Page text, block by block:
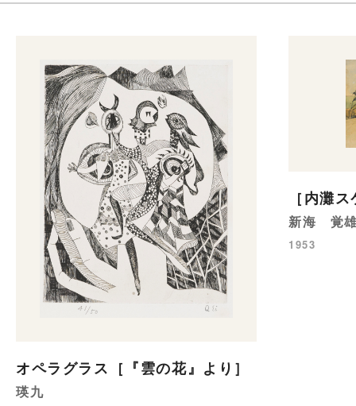
オペラグラス［『雲の花』より］
瑛九
［内灘
新海 覚
1953